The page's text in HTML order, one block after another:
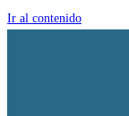
Ir al contenido